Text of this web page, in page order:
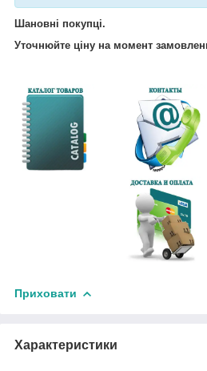
Шановні покупці.
Уточнюйте ціну на момент
Приховати
Характеристики